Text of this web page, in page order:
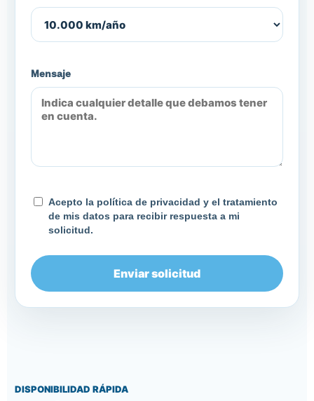
Mensaje
Acepto la política de privacidad y el tratamiento
de mis datos para recibir respuesta a mi
solicitud.
Enviar solicitud
DISPONIBILIDAD RÁPIDA